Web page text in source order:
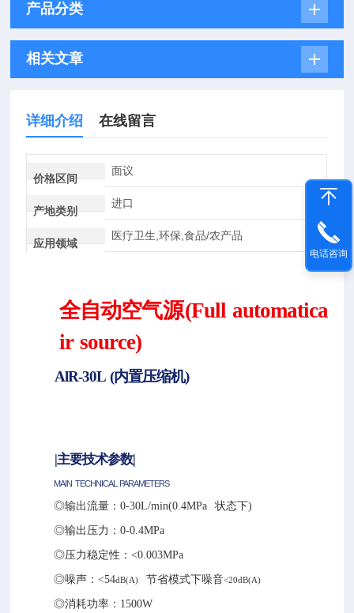
产品分类
相关文章
详细介绍 在线留言
价格区间
面议
产地类别
进口
应用领域
医疗卫生,环保,食品/农产品
全自动空气源(Full automatica
ir source)
AlR-30L (内置压缩机)
|主要技术参数|
MAIN TECHNICAL PARAMETERS
◎输出流量：0-30L/min(0.4MPa 状态下)
◎输出压力：0-0.4MPa
◎压力稳定性：<0.003MPa
◎噪声：<54dB(A) 节省模式下噪音<20dB(A)
◎消耗功率：1500W
电话咨询